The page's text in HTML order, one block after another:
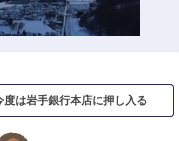
度は岩手銀行本店に押し入る